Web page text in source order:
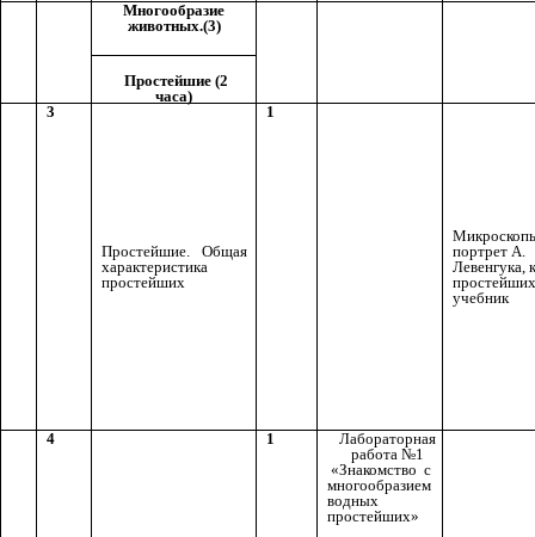
Многообразие
животных.(3)
Простейшие (2
часа)
3
Простейшие. Общая
характеристика
простейших
1
портрет А.
Левенгука,
учебник
4 1
Лабораторная
работа №1
«Знакомство с
многообразием
водных
простейших»